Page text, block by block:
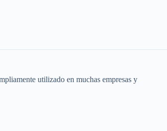
utilizado en muchas empresas y